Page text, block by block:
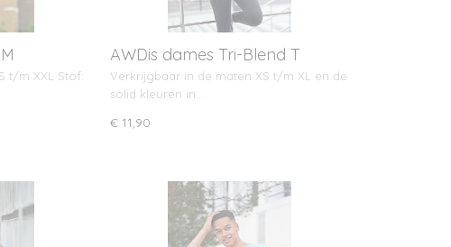
t/m XXL Stof:
AWDis dames Tri-Blend T
Verkrijgbaar in de maten XS t/m XL en de
solid kleuren in…
€ 11,90